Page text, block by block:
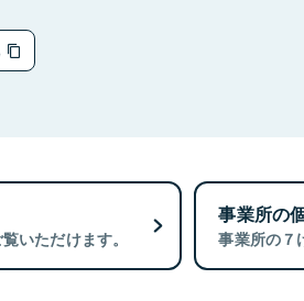
いただけます。
事業所の
事業所の７